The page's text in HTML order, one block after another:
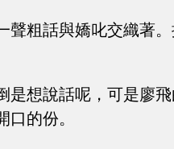
聲粗話與嬌叱交織著
是想說話呢，可是廖
口的份。